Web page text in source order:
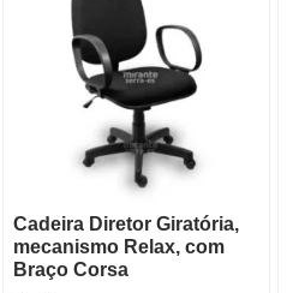
Cadeira Diretor Giratória,
mecanismo Relax, com
Braço Corsa